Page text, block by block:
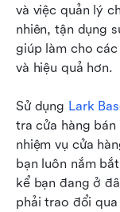
và việc quản lý
nhiên, tận dụng
giúp làm cho
và hiệu quả hơn.
Sử dụng Lark
tra cửa hàng
nhiệm vụ cửa
bạn luôn nắm
kể bạn đang ở
phải trao đổi